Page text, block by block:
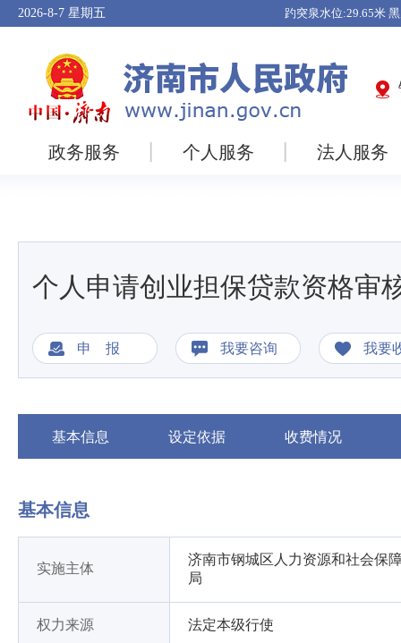
2026-8-7 星期五
政务服务 个人服务 法人服务
个人申请创业担保贷款资格审
申 报 我要咨询 我要
基本信息 设定依据 收费情况
基本信息
实施主体
济南市钢城区人力资源和社会保
局
权力来源 法定本级行使